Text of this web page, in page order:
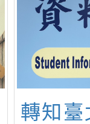
轉知